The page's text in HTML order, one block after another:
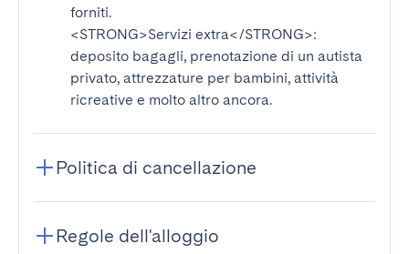
forniti.
<STRONG>Servizi extra</STRONG>:
deposito bagagli, prenotazione di un autista
privato, attrezzature per bambini, attività
ricreative e molto altro ancora.
Politica di cancellazione
Regole dell'alloggio